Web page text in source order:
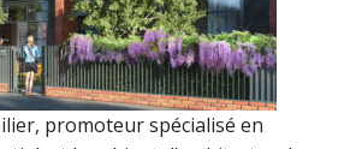
promoteur spécialisé en